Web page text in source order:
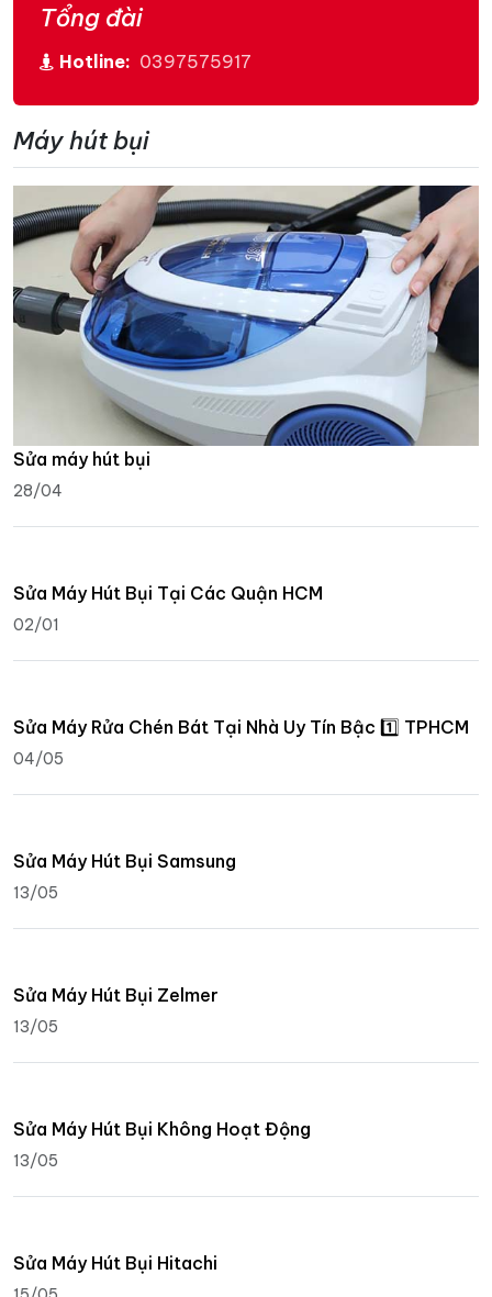
Tổng đài
Hotline: 0397575917
Máy hút bụi
Sửa máy hút bụi
28/04
Sửa Máy Hút Bụi Tại Các Quận HCM
02/01
Sửa Máy Rửa Chén Bát Tại Nhà Uy Tín Bậc 1️⃣ TPHCM
04/05
Sửa Máy Hút Bụi Samsung
13/05
Sửa Máy Hút Bụi Zelmer
13/05
Sửa Máy Hút Bụi Không Hoạt Động
13/05
Sửa Máy Hút Bụi Hitachi